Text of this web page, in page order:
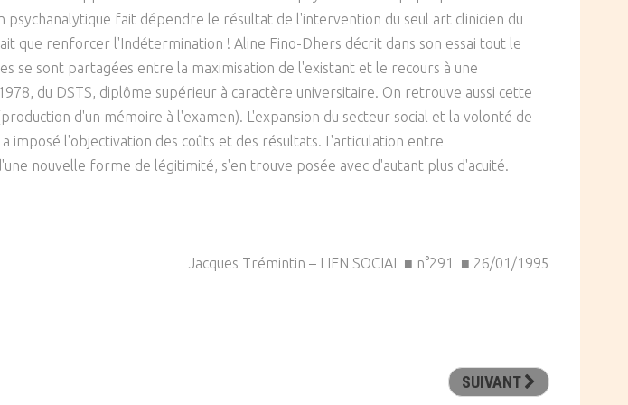
fait dépendre le résultat de l'intervention du seul art clinicien du
que renforcer l'Indétermination ! Aline Fino-Dhers décrit dans son essai tout le
se sont partagées entre la maximisation de l'existant et le recours à une
du DSTS, diplôme supérieur à caractère universitaire. On retrouve aussi cette
d'un mémoire à l'examen). L'expansion du secteur social et la volonté de
imposé l'objectivation des coûts et des résultats. L'articulation entre
nouvelle forme de légitimité, s'en trouve posée avec d'autant plus d'acuité.
Jacques Trémintin – LIEN SOCIAL ■ n°291 ■ 26/01/1995
SUIVANT